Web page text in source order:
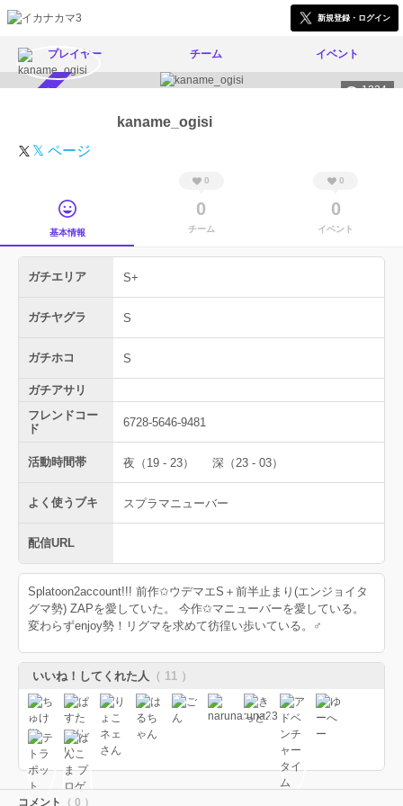
新規登録・ログイン
プレイヤー チーム イベント
1324
kaname_ogisi
𝕏 ページ
基本情報
0
0
チーム
0
0
イベント
ガチエリア S+
ガチヤグラ S
ガチホコ S
ガチアサリ
フレンドコー
ド
6728-5646-9481
活動時間帯 夜（19 - 23） 深（23 - 03）
よく使うブキ スプラマニューバー
配信URL
Splatoon2account!!! 前作✩ウデマエS＋前半止まり(エンジョイタ
グマ勢) ZAPを愛していた。 今作✩マニューバーを愛している。
変わらずenjoy勢！リグマを求めて彷徨い歩いている。♂
いいね！してくれた人 （ 11 ）
コメント （ 0 ）